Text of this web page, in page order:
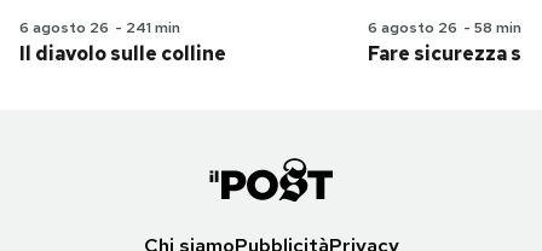
6 agosto 26 - 241 min
Il diavolo sulle colline
6 agosto 26 - 58 min
Fare sicurezza
Chi siamoPubblicitàPrivacy